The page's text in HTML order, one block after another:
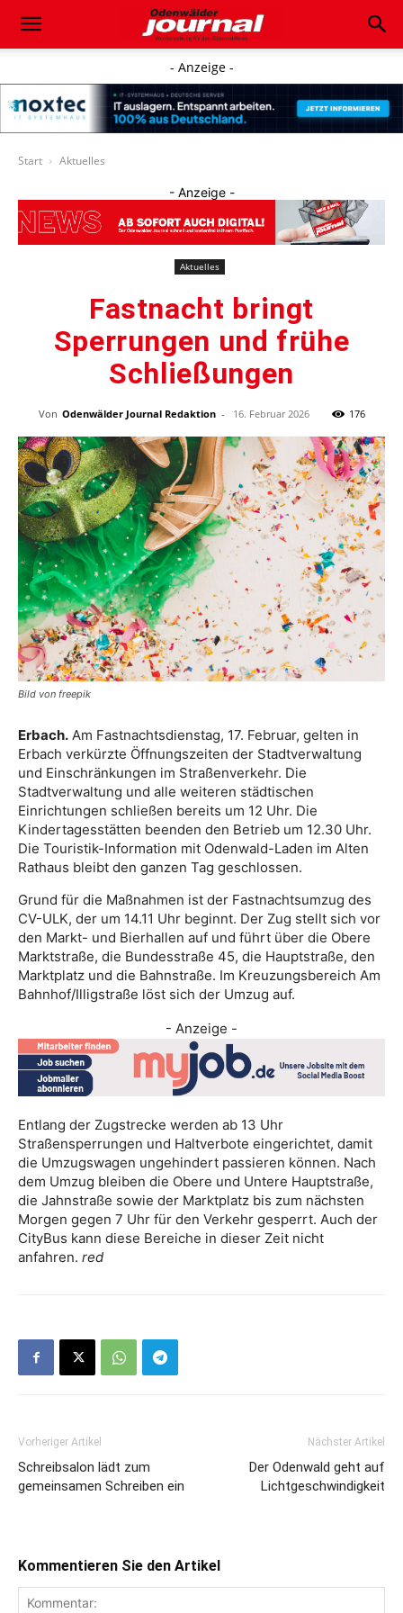
- Anzeige -
Start Aktuelles
- Anzeige -
Aktuelles
Fastnacht bringt
Sperrungen und frühe
Schließungen
Von Odenwälder Journal Redaktion - 16. Februar 2026 176
Bild von freepik
Erbach. Am Fastnachtsdienstag, 17. Februar, gelten in
Erbach verkürzte Öffnungszeiten der Stadtverwaltung
und Einschränkungen im Straßenverkehr. Die
Stadtverwaltung und alle weiteren städtischen
Einrichtungen schließen bereits um 12 Uhr. Die
Kindertagesstätten beenden den Betrieb um 12.30 Uhr.
Die Touristik-Information mit Odenwald-Laden im Alten
Rathaus bleibt den ganzen Tag geschlossen.
Grund für die Maßnahmen ist der Fastnachtsumzug des
CV-ULK, der um 14.11 Uhr beginnt. Der Zug stellt sich vor
den Markt- und Bierhallen auf und führt über die Obere
Marktstraße, die Bundesstraße 45, die Hauptstraße, den
Marktplatz und die Bahnstraße. Im Kreuzungsbereich Am
Bahnhof/Illigstraße löst sich der Umzug auf.
- Anzeige -
Entlang der Zugstrecke werden ab 13 Uhr
Straßensperrungen und Haltverbote eingerichtet, damit
die Umzugswagen ungehindert passieren können. Nach
dem Umzug bleiben die Obere und Untere Hauptstraße,
die Jahnstraße sowie der Marktplatz bis zum nächsten
Morgen gegen 7 Uhr für den Verkehr gesperrt. Auch der
CityBus kann diese Bereiche in dieser Zeit nicht
anfahren. red
Vorheriger Artikel
Schreibsalon lädt zum
gemeinsamen Schreiben ein
Nächster Artikel
Der Odenwald geht auf
Lichtgeschwindigkeit
Kommentieren Sie den Artikel